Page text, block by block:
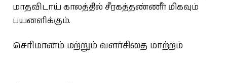
மாதவிடாய் காலத்தில் சீரகத்தண்ணீர் மிகவும்
பயனளிக்கும்.
செரிமானம் மற்றும் வளர்சிதை மாற்றம்